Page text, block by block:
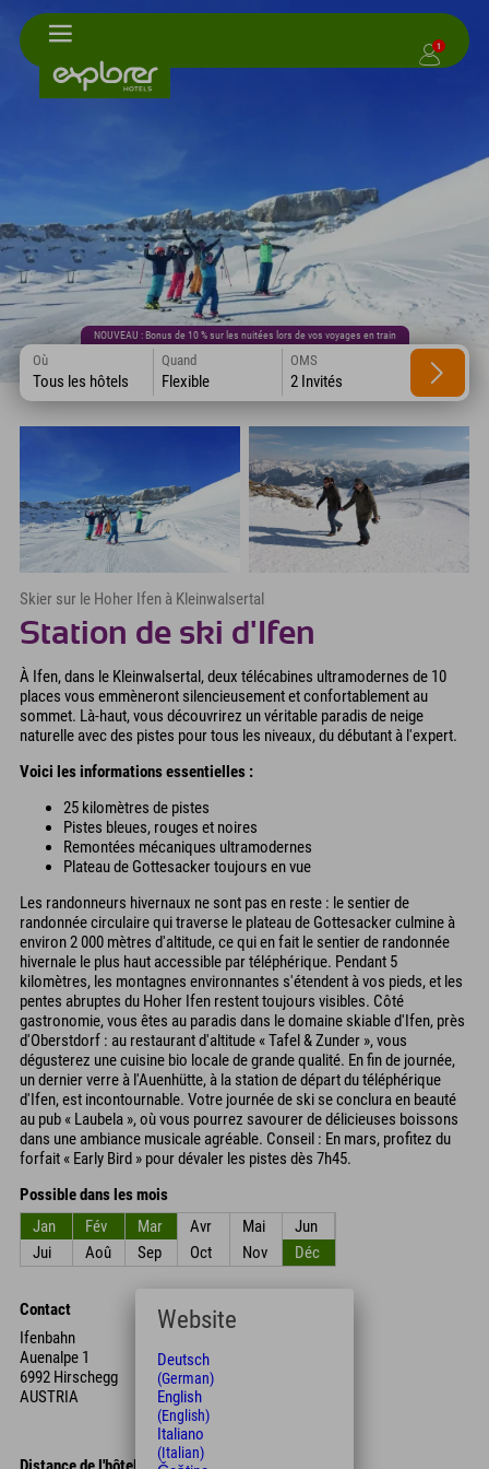
1
NOUVEAU : Bonus de 10 % sur les nuitées lors de vos voyages en train
Où
Tous les hôtels
Quand
Flexible
OMS
2 Invités
Skier sur le Hoher Ifen à Kleinwalsertal
Station de ski d'Ifen
À Ifen, dans le Kleinwalsertal, deux télécabines ultramodernes de 10
places vous emmèneront silencieusement et confortablement au
sommet. Là-haut, vous découvrirez un véritable paradis de neige
naturelle avec des pistes pour tous les niveaux, du débutant à l'expert.
Voici les informations essentielles :
25 kilomètres de pistes
Pistes bleues, rouges et noires
Remontées mécaniques ultramodernes
Plateau de Gottesacker toujours en vue
Les randonneurs hivernaux ne sont pas en reste : le sentier de
randonnée circulaire qui traverse le plateau de Gottesacker culmine à
environ 2 000 mètres d'altitude, ce qui en fait le sentier de randonnée
hivernale le plus haut accessible par téléphérique. Pendant 5
kilomètres, les montagnes environnantes s'étendent à vos pieds, et les
pentes abruptes du Hoher Ifen restent toujours visibles. Côté
gastronomie, vous êtes au paradis dans le domaine skiable d'Ifen, près
d'Oberstdorf : au restaurant d'altitude « Tafel & Zunder », vous
dégusterez une cuisine bio locale de grande qualité. En fin de journée,
un dernier verre à l'Auenhütte, à la station de départ du téléphérique
d'Ifen, est incontournable. Votre journée de ski se conclura en beauté
au pub « Laubela », où vous pourrez savourer de délicieuses boissons
dans une ambiance musicale agréable. Conseil : En mars, profitez du
forfait « Early Bird » pour dévaler les pistes dès 7h45.
Possible dans les mois
Jan
Fév Mar Avr Mai
Jun
Jui
Aoû Sep Oct Nov Déc
Contact
Ifenbahn
Auenalpe 1
6992 Hirschegg
AUSTRIA
Website
Deutsch
(German)
English
(English)
Italiano
(Italian)